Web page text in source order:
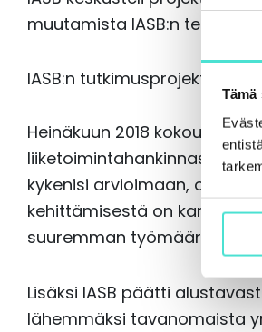
muutamista IASB:n
IASB:n tutkimusprojektin
Heinäkuun 2018
liiketoimintahankinnasta
kykenisi arvioimaan, onko
kehittämisestä on
suuremman työmäärän
Lisäksi IASB päätti
lähemmäksi tavanomaista